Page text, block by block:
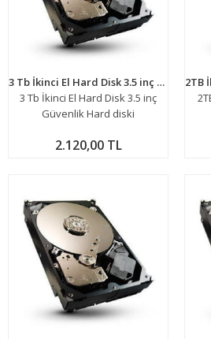
3 Tb İkinci El Hard Disk 3.5 inç Güvenlik Hard diski
3 Tb İkinci El Hard Disk 3.5 inç
Güvenlik Hard diski
2.120,00 TL